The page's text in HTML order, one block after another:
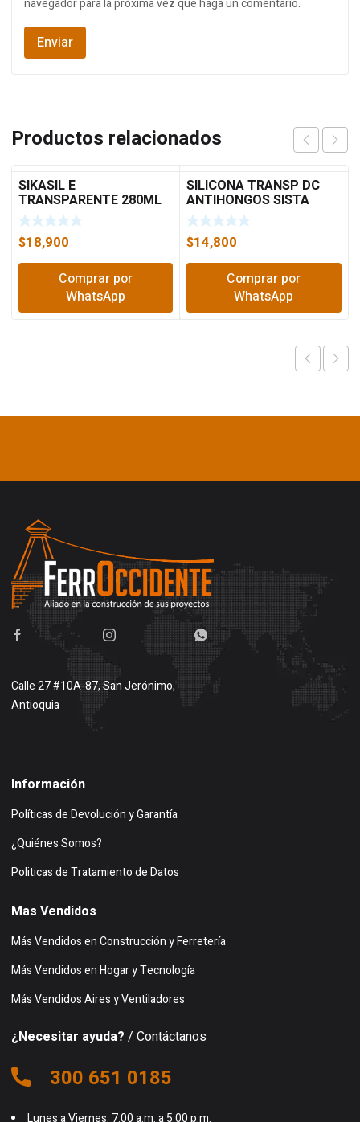
navegador para la próxima vez que haga un comentario.
Productos relacionados
SIKASIL E
TRANSPARENTE 280ML
$18,900
Comprar por
WhatsApp
SILICONA TRANSP DC
ANTIHONGOS SISTA
280ML
$14,800
Comprar por
WhatsApp
Calle 27 #10A-87, San Jerónimo,
Antioquia
Información
Políticas de Devolución y Garantía
¿Quiénes Somos?
Politicas de Tratamiento de Datos
Mas Vendidos
Más Vendidos en Construcción y Ferretería
Más Vendidos en Hogar y Tecnología
Más Vendidos Aires y Ventiladores
¿Necesitar ayuda? / Contáctanos
300 651 0185
Lunes a Viernes: 7:00 a.m. a 5:00 p.m.